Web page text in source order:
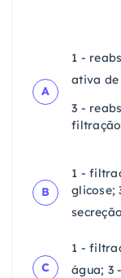
A
1 -
ativa de
3 -
B
1 -
glicose;
C
1 -
água; 3